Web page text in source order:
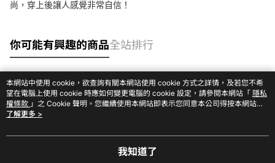
尚，穿上後讓人感覺非常自信！
你可能有興趣的商品全站排行
熱門標籤
本網站中使用 cookie，欲查詢有關本網站使用 cookie 方式之詳情，及若您不希
望在電腦上使用 cookie 時應如何變更電腦的 cookie 設定，請參閱本網站「 隱私
權條款 」之 Cookie 聲明。您繼續使用本網站即表示您同意本公司得按本網站使
用條款之 Cookie 聲明使用 cookie。
了解更多 >
我知道了